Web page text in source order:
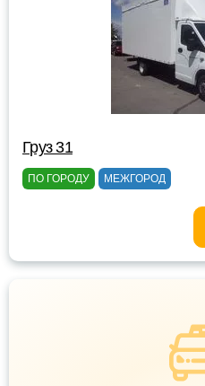
Груз 31
ПО ГОРОДУ МЕЖГОРОД